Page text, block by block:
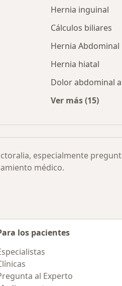
Hernia inguinal
Cálculos biliares
Hernia Abdominal
Hernia hiatal
Dolor abdominal
Ver más (15)
especialmente
médico.
los pacientes
al Experto